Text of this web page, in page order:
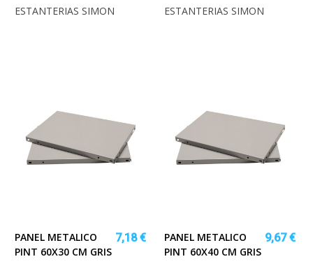
ESTANTERIAS SIMON ESTANTERIAS SIMON
PANEL METALICO
PINT 60X30 CM GRIS
7,18 €
PANEL METALICO
PINT 60X40 CM GRIS
9,67 €